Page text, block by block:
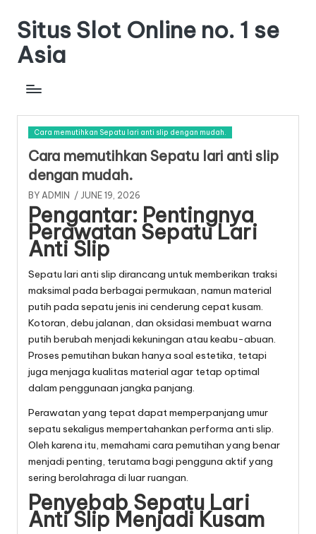
Skip
content
Situs Slot Online no. 1 se
Asia
Cara memutihkan Sepatu lari anti slip dengan mudah.
Cara memutihkan Sepatu lari anti slip
dengan mudah.
BY ADMIN / JUNE 19, 2026
Pengantar: Pentingnya
Perawatan Sepatu Lari
Anti Slip
Sepatu lari anti slip dirancang untuk memberikan traksi
maksimal pada berbagai permukaan, namun material
putih pada sepatu jenis ini cenderung cepat kusam.
Kotoran, debu jalanan, dan oksidasi membuat warna
putih berubah menjadi kekuningan atau keabu-abuan.
Proses pemutihan bukan hanya soal estetika, tetapi
juga menjaga kualitas material agar tetap optimal
dalam penggunaan jangka panjang.
Perawatan yang tepat dapat memperpanjang umur
sepatu sekaligus mempertahankan performa anti slip.
Oleh karena itu, memahami cara pemutihan yang benar
menjadi penting, terutama bagi pengguna aktif yang
sering berolahraga di luar ruangan.
Penyebab Sepatu Lari
Anti Slip Menjadi Kusam